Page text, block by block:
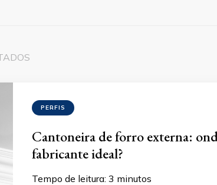
PERFIS
Cantoneira de forro externa:
fabricante ideal?
Tempo de leitura: 3 minutos